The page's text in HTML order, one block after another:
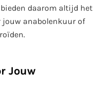
daarom altijd het
jouw anabolenkuur of
Jouw